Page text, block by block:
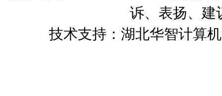
诉、表扬、建
技术支持：湖北华智计算